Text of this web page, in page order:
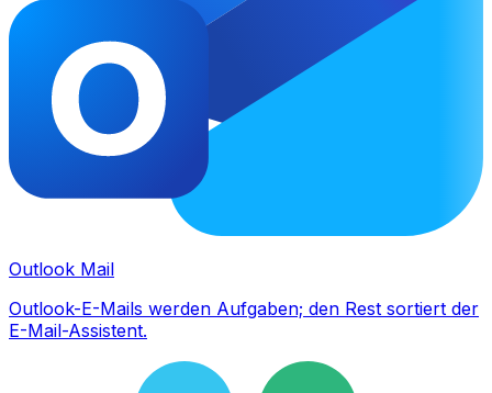
Outlook Mail
Outlook-E-Mails werden Aufgaben; den Rest sortiert der
E-Mail-Assistent.